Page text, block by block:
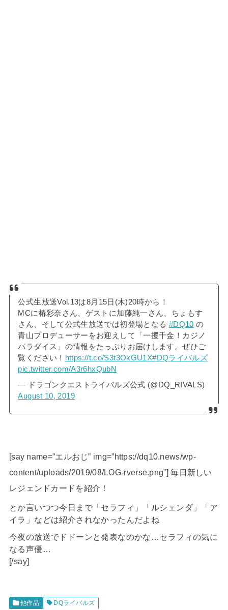
公式生放送Vol.13は8月15日(木)20時から！
MCに椿彩奈さん、ゲストに加藤純一さん、ちょもす
さん、そして公式生放送では初登場となる #DQ10 の
青山プロデューサーをお迎えして「一攫千金！カジノ
パラダイス」の情報をたっぷりお届けします。ぜひご
覧ください！ https://t.co/S3t3OkGU1X#DQライバルズ
pic.twitter.com/A3r6hxQubN
— ドラゴンクエストライバルズ公式 (@DQ_RIVALS)
August 10, 2019
[say name=”エルおじ” img=”https://dq10.news/wp-
content/uploads/2019/08/LOG-rverse.png”] 毎日新しい
レジェンドカードを紹介！
とか言いつつ今日まで「セラフィ」「ルシェンダ」「ア
イラ」などは紹介されなかったんだよね
今夜の放送でドドーンと発表なのかな…セラフィの気に
なる声優…
[/say]
他作品 DQライバルズ